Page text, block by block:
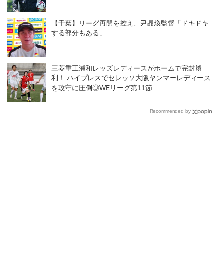
【千葉】リーグ再開を控え、尹晶煥監督「ドキドキ
する部分もある」
三菱重工浦和レッズレディースがホームで完封勝
利！ ハイプレスでセレッソ大阪ヤンマーレディース
を攻守に圧倒◎WEリーグ第11節
Recommended by